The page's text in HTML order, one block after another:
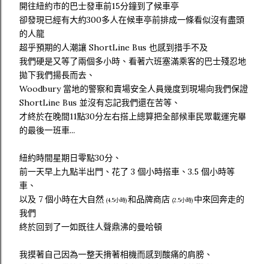
開往紐約市的巴士發車前15分鐘到了候車亭
卻發現已經有大約300多人在候車亭前排成一條看似沒有盡頭
的人龍
超乎預期的人潮讓 ShortLine Bus 也感到措手不及
我們硬是又等了兩個多小時、看著六班塞滿乘客的巴士殘忍地
拋下我們揚長而去、
Woodbury 當地的警察和賣場安全人員幾度到現場向我們保證
ShortLine Bus 並沒有忘記我們還在苦等、
才終於在晚間11點30分左右搭上總算把全部候車民眾載運完畢
的最後一班車...
紐約時間星期日零點30分、
前一天早上九點半出門、花了 3 個小時搭車、3.5 個小時等
車、
以及 7 個小時在大自然 (4.5小時)和品牌商店 (2.5小時) 中來回奔走的
我們
終於回到了一如既往人聲鼎沸的曼哈頓
我摸著自己因為一整天揹著相機而感到酸痛的肩膀、